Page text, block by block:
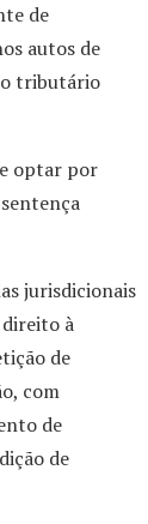
de
autos de
tributário
optar por
jurisdicionais
à
de
com
de
de